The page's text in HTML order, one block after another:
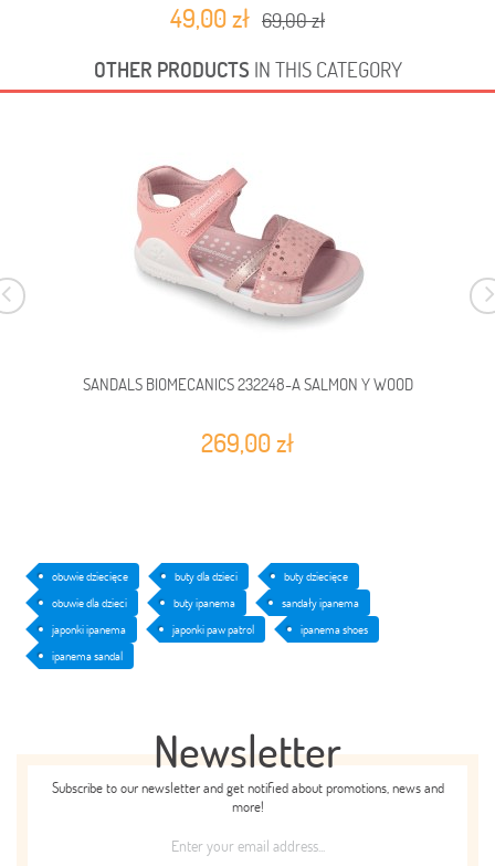
49,00 zł 69,00 zł
OTHER PRODUCTS IN THIS CATEGORY
SANDALS BIOMECANICS 232248-A SALMON Y WOOD
269,00 zł
obuwie dziecięce buty dla dzieci
buty dziecięce
obuwie dla dzieci
buty ipanema
sandały ipanema
japonki ipanema
japonki paw patrol
ipanema shoes
ipanema sandal
Newsletter
Subscribe to our newsletter and get notified about promotions, news and
more!